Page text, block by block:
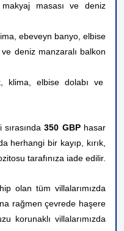
masası ve deniz
ebeveyn banyo, elbise
deniz manzaralı balkon
, klima, elbise dolabı ve
350 GBPhasar
herhangi bir kayıp, kırık,
tarafınıza iade edilir.
olan tüm villalarımızda
rağmen çevrede haşere
korunaklı villalarımızda